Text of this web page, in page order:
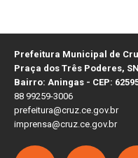
Prefeitura Municipal de
Praça dos Três Poderes, SN
Bairro: Aningas - CEP:
88 99259-3006
prefeitura@cruz.ce.gov.br
imprensa@cruz.ce.gov.br